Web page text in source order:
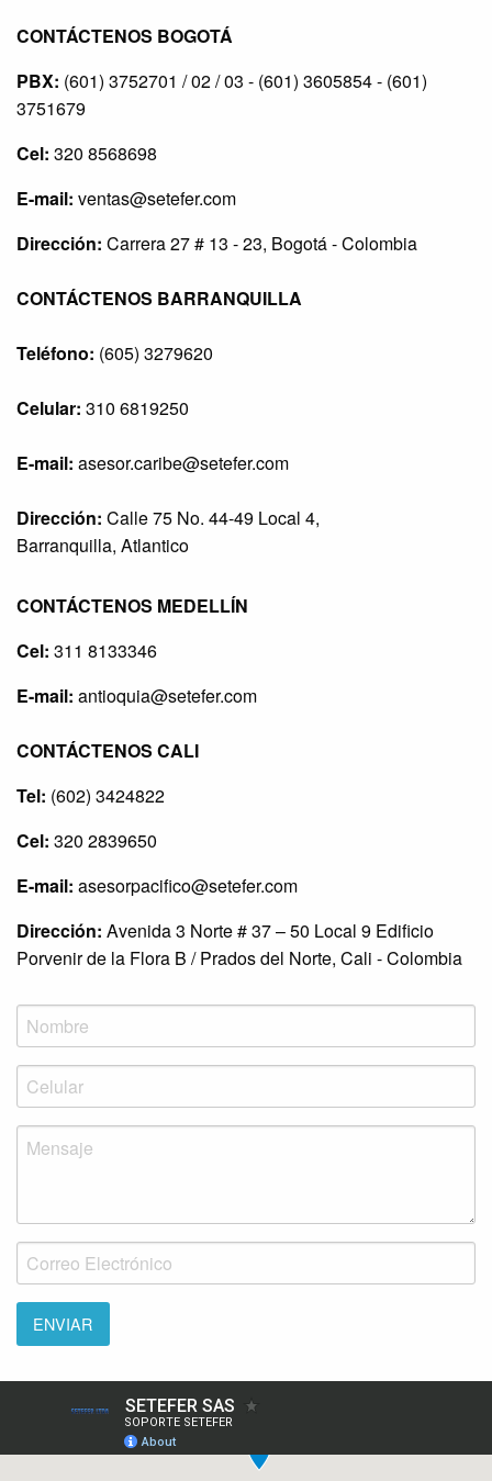
CONTÁCTENOS BOGOTÁ
PBX: (601) 3752701 / 02 / 03 - (601) 3605854 - (601)
3751679
Cel: 320 8568698
E-mail: ventas@setefer.com
Dirección: Carrera 27 # 13 - 23, Bogotá - Colombia
CONTÁCTENOS BARRANQUILLA
Teléfono: (605) 3279620
Celular: 310 6819250
E-mail: asesor.caribe@setefer.com
Dirección: Calle 75 No. 44-49 Local 4,
Barranquilla, Atlantico
CONTÁCTENOS MEDELLÍN
Cel: 311 8133346
E-mail: antioquia@setefer.com
CONTÁCTENOS CALI
Tel: (602) 3424822
Cel: 320 2839650
E-mail: asesorpacifico@setefer.com
Dirección: Avenida 3 Norte # 37 – 50 Local 9 Edificio
Porvenir de la Flora B / Prados del Norte, Cali - Colombia